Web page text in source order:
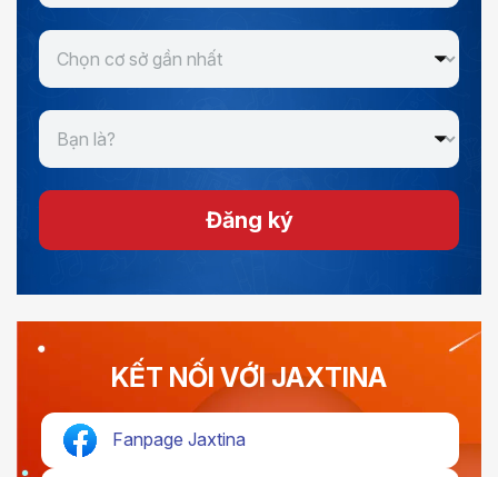
Đăng ký
KẾT NỐI VỚI JAXTINA
Fanpage Jaxtina